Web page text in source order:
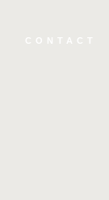
CONTACT